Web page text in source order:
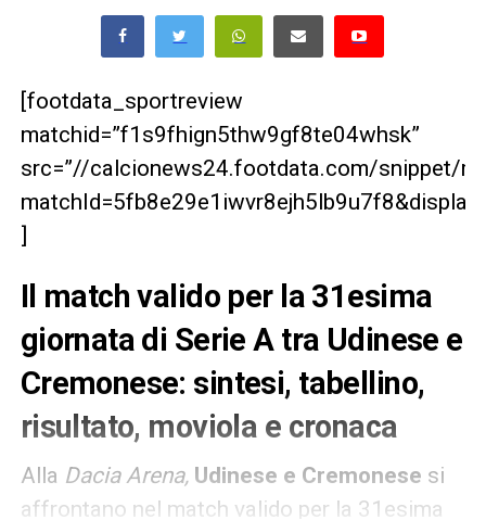
[footdata_sportreview
matchid=”f1s9fhign5thw9gf8te04whsk”
src=”//calcionews24.footdata.com/snippet/
]
Il match valido per la 31esima
giornata di Serie A tra Udinese e
Cremonese: sintesi, tabellino,
risultato, moviola e cronaca
Alla Dacia Arena, Udinese e Cremonese si
affrontano nel match valido per la 31esima